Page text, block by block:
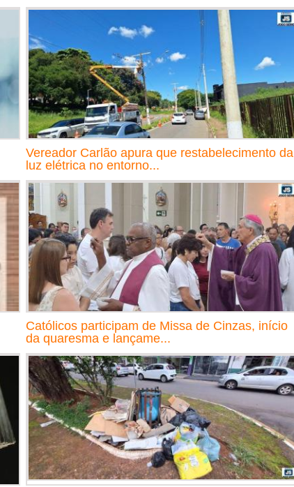
Vereador Carlão apura que restabelecimento da
luz elétrica no entorno...
Católicos participam de Missa de Cinzas, início
da quaresma e lançame...